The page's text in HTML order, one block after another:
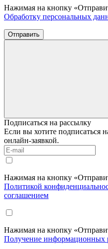
Нажимая на кнопку
Обработку персональных
Отправить
Подписаться на рассылку
Если вы хотите подписаться
онлайн-заявкой.
Нажимая на кнопку
Политикой
соглашением
Нажимая на кнопку
Получение информационных